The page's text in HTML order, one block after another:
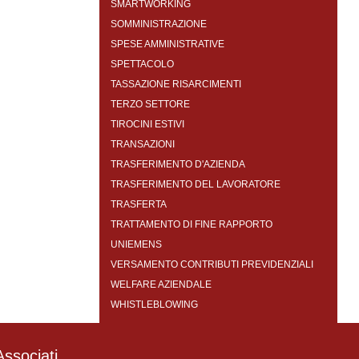
SMARTWORKING
SOMMINISTRAZIONE
SPESE AMMINISTRATIVE
SPETTACOLO
TASSAZIONE RISARCIMENTI
TERZO SETTORE
TIROCINI ESTIVI
TRANSAZIONI
TRASFERIMENTO D'AZIENDA
TRASFERIMENTO DEL LAVORATORE
TRASFERTA
TRATTAMENTO DI FINE RAPPORTO
UNIEMENS
VERSAMENTO CONTRIBUTI PREVIDENZIALI
WELFARE AZIENDALE
WHISTLEBLOWING